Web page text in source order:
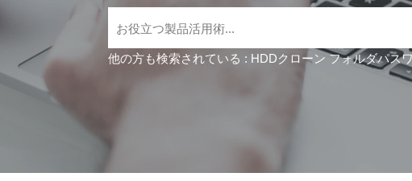
他の方も検索されている : HDDクローン フォルダパス